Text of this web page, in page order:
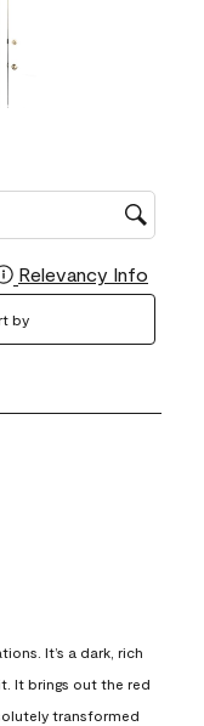
Relevancy Info
by
It’s a dark, rich
It brings out the red
transformed